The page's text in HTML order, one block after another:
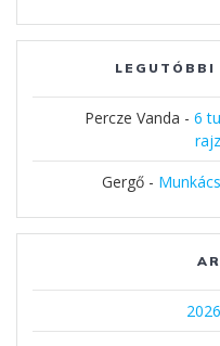
LEGUTÓBBI
Percze Vanda - 6
Gergő-